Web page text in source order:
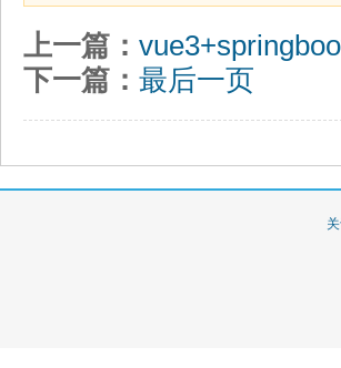
上一篇：
下一篇： 最后一页